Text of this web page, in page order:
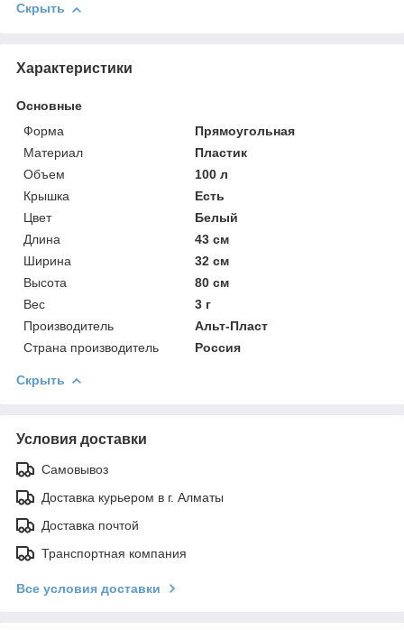
Скрыть
Характеристики
Основные
Форма
Прямоугольная
Материал
Пластик
Объем
100 л
Крышка
Есть
Цвет
Белый
Длина
43 см
Ширина
32 см
Высота
80 см
Вес
3 г
Производитель
Альт-Пласт
Страна производитель
Россия
Скрыть
Условия доставки
Самовывоз
Доставка курьером в г. Алматы
Доставка почтой
Транспортная компания
Все условия доставки